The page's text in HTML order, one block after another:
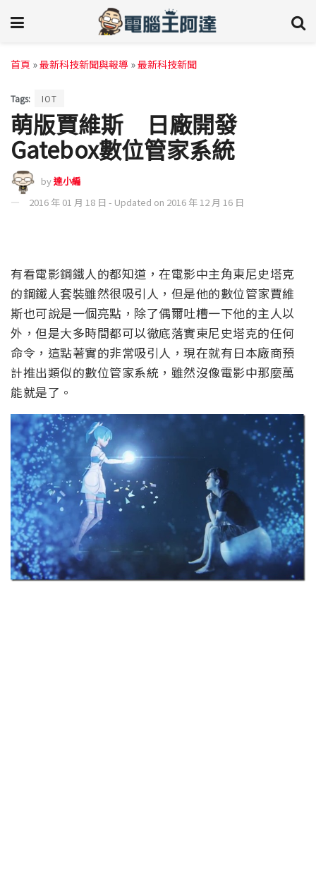
首頁 »最新科技新聞與報導 »最新科技新聞
Tags: IOT
萌版賈維斯 日廠開發
Gatebox數位管家系統
by達小編
2016 年 01 月 18 日 - Updated on 2016 年 12 月 16 日
有看電影鋼鐵人的都知道，在電影中主角東尼史塔克
的鋼鐵人套裝雖然很吸引人，但是他的數位管家賈維
斯也可說是一個亮點，除了偶爾吐槽一下他的主人以
外，但是大多時間都可以徹底落實東尼史塔克的任何
命令，這點著實的非常吸引人，現在就有日本廠商預
計推出類似的數位管家系統，雖然沒像電影中那麼萬
能就是了。